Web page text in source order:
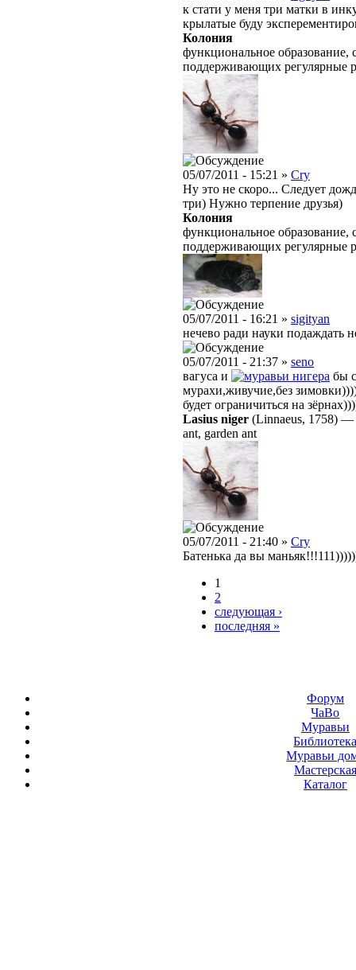
к стати у меня три матки в
крылатые буду
Колония
функциональное образование,
поддерживающих регулярные
05/07/2011 - 15:21 » Cry
Ну это не скоро... Следует
три) Нужно терпение друзья)
Колония
функциональное образование,
поддерживающих регулярные
05/07/2011 - 16:21 » sigityan
нечево ради науки подаждать
05/07/2011 - 21:37 » seno
вагуса и
нигера бы
мурахи,живучие,без
будет ограничиться на
Lasius niger (Linnaeus, 1758) —
ant, garden ant
05/07/2011 - 21:40 » Cry
Батенька да вы
1
2
следующая ›
последняя »
Форум
ЧаВо
Муравьи
Муравьи
Мастерская
Каталог